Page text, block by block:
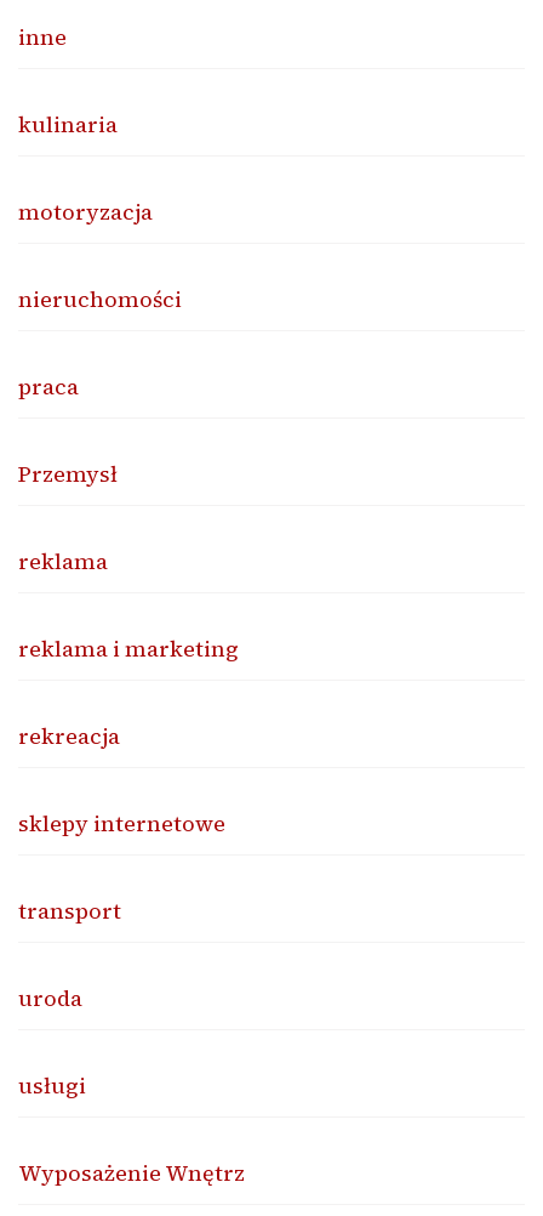
inne
kulinaria
motoryzacja
nieruchomości
praca
Przemysł
reklama
reklama i marketing
rekreacja
sklepy internetowe
transport
uroda
usługi
Wyposażenie Wnętrz